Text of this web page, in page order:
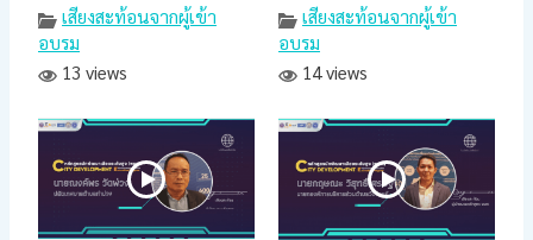
เสียงสะท้อนจากผู้เข้า
อบรม
13 views
เสียงสะท้อนจากผู้เข้า
อบรม
14 views